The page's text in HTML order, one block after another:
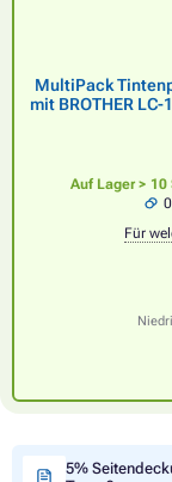
MultiPack
mit BROTHER
Auf Lager > 10
Für
5%